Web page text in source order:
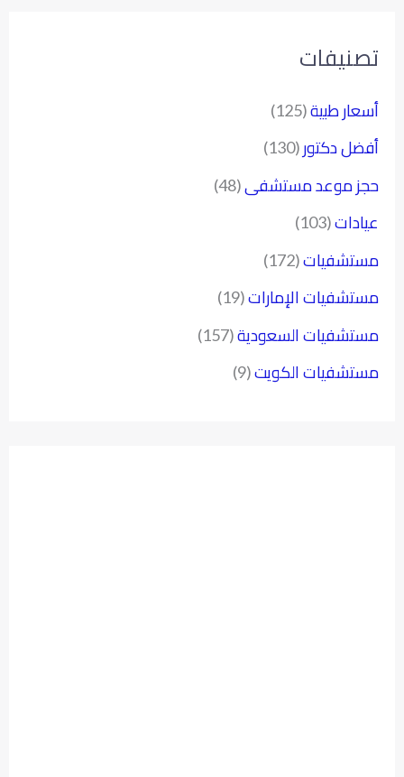
تصنيفات
أسعار طبية(125)
أفضل دكتور(130)
حجز موعد مستشفى(48)
عيادات(103)
مستشفيات(172)
مستشفيات الإمارات(19)
مستشفيات السعودية(157)
مستشفيات الكويت(9)